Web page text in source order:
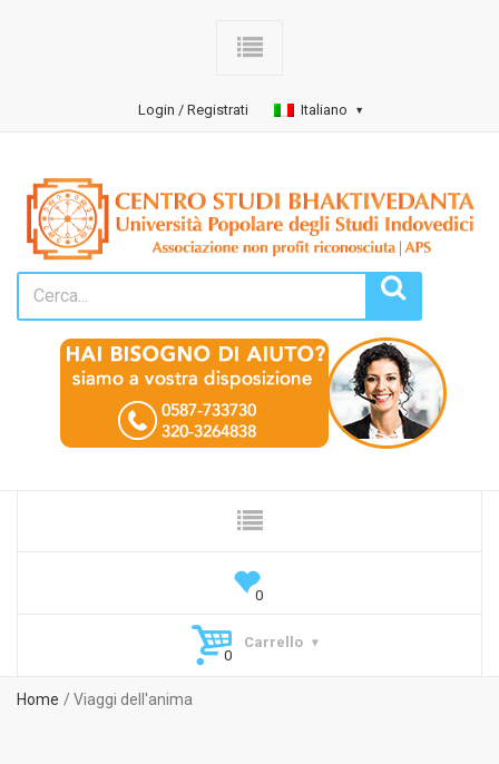
Login / Registrati Italiano
Carrello
Home Viaggi dell'anima